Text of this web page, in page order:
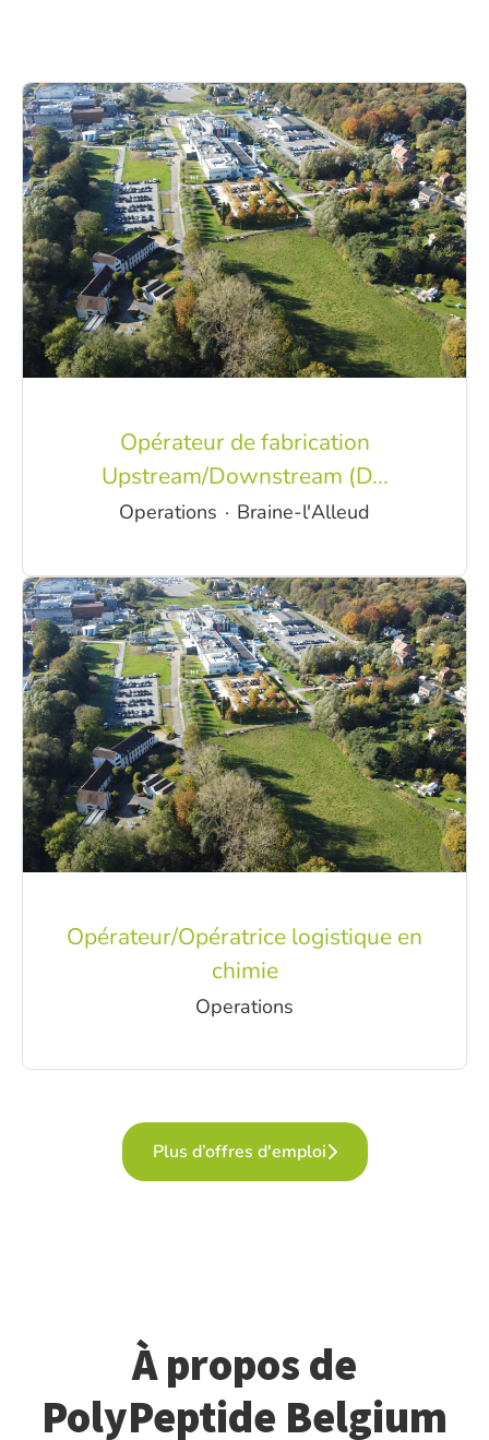
Opérateur de fabrication
Upstream/Downstream (D...
Operations · Braine-l'Alleud
Opérateur/Opératrice logistique en
chimie
Operations
Plus d’offres d'emploi
À propos de
PolyPeptide Belgium